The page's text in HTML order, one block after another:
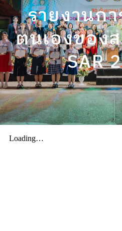
รายงานก
ตนเองของ
SAR